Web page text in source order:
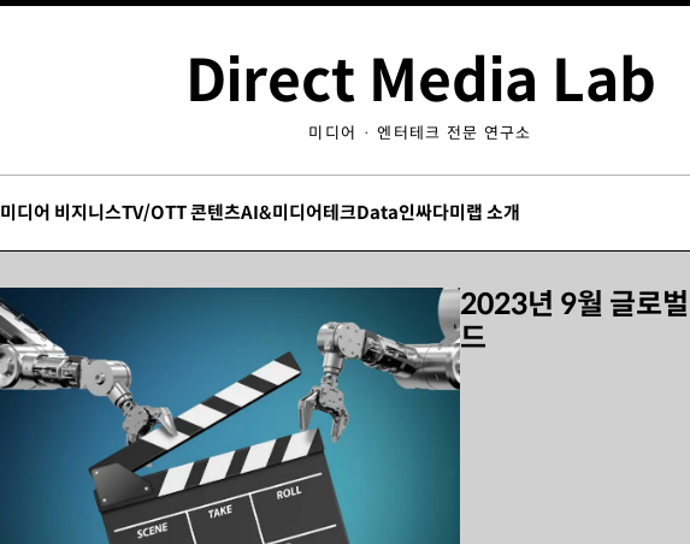
Direct Media Lab
미디어 · 엔터테크 전문 연구소
미디어 비지니스TV/OTT 콘텐츠AI&미디어테크Data인싸다미랩 소개
2023년 9월 글로
드